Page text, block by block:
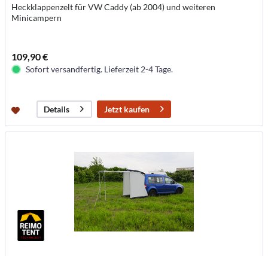
Heckklappenzelt für VW Caddy (ab 2004) und weiteren
Minicampern
109,90 €
Sofort versandfertig. Lieferzeit 2-4 Tage.
Details Jetzt kaufen